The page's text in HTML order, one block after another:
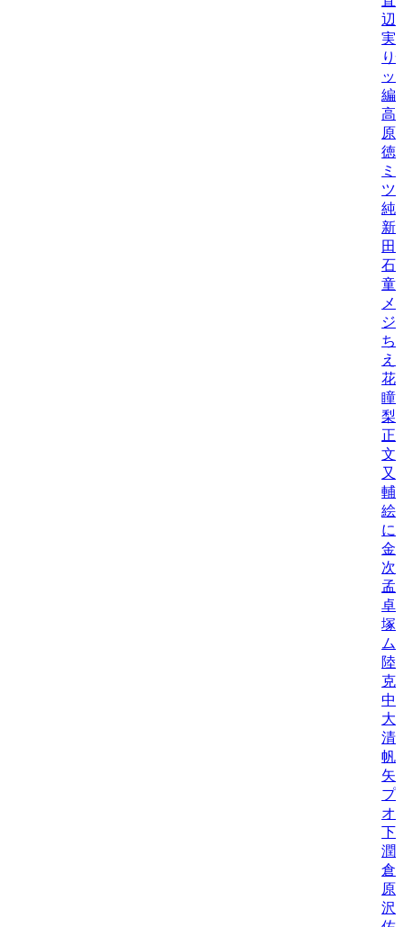
辺
実/
り
ッ
編
高
原
徳/
ミ
ツ
純/
新
田
石
童
メ
ジ
ち
え
花
瞳/
梨
正
文
又
輔/
絵
に
金
次/
孟
卓
塚
ム
陸
克
中
大
清
帆/
矢
プ
オ
下
潤/
倉
原
沢